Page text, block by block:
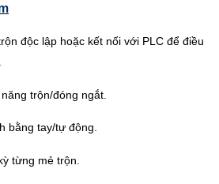
độc lập hoặc kết nối với PLC để điều
trộn/đóng ngắt.
bằng tay/tự động.
từng mẻ trộn.